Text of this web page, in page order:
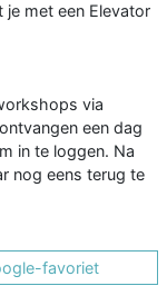
je met een Elevator
via
een dag
in te loggen. Na
nog eens terug te
favoriet